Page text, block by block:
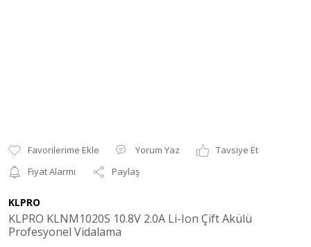
Yorum Yaz
Tavsiye Et
Fiyat Alarmı
Paylaş
KLPRO
KLPRO KLNM1020S 10.8V 2.0A Li-Ion Çift Akülü
Profesyonel Vidalama